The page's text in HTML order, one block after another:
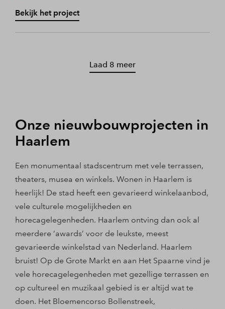
Bekijk het project
Laad 8 meer
Onze nieuwbouwprojecten in
Haarlem
Een monumentaal stadscentrum met vele terrassen,
theaters, musea en winkels. Wonen in Haarlem is
heerlijk! De stad heeft een gevarieerd winkelaanbod,
vele culturele mogelijkheden en
horecagelegenheden. Haarlem ontving dan ook al
meerdere ‘awards’ voor de leukste, meest
gevarieerde winkelstad van Nederland. Haarlem
bruist! Op de Grote Markt en aan Het Spaarne vind je
vele horecagelegenheden met gezellige terrassen en
op cultureel en muzikaal gebied is er altijd wat te
doen. Het Bloemencorso Bollenstreek,